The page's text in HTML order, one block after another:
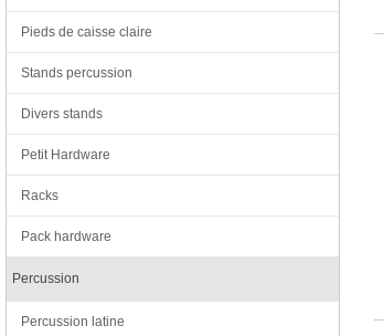
Pieds de caisse claire
Stands percussion
Divers stands
Petit Hardware
Racks
Pack hardware
Percussion
Percussion latine